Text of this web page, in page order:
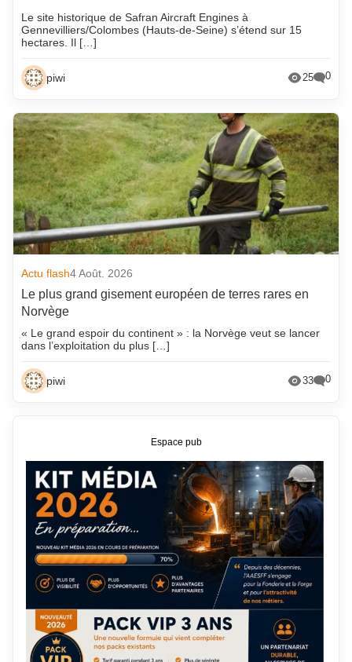
Le site historique de Safran Aircraft Engines à
Gennevilliers/Colombes (Hauts-de-Seine) s’étend sur 15
hectares. Il […]
piwi 25 0
Actu flash4 Août. 2026
Le plus grand gisement européen de terres rares en
Norvège
« Le grand espoir du continent » : la Norvège veut se lancer
dans l’exploitation du plus […]
piwi 33 0
Espace pub